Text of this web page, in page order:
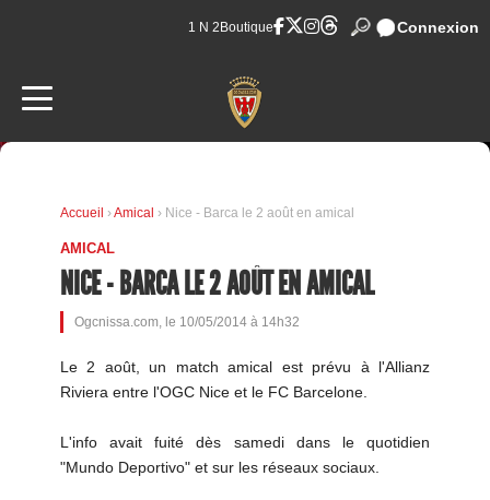
1 N 2 Boutique Connexion
Accueil ›Amical › Nice - Barca le 2 août en amical
AMICAL
NICE - BARCA LE 2 AOÛT EN AMICAL
Ogcnissa.com, le 10/05/2014 à 14h32
Le 2 août, un match amical est prévu à l'Allianz
Riviera entre l'OGC Nice et le FC Barcelone.
L'info avait fuité dès samedi dans le quotidien
"Mundo Deportivo" et sur les réseaux sociaux.